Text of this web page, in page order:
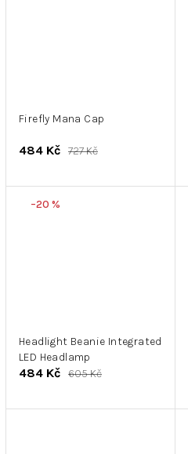
Firefly Mana Cap
484 Kč 727 Kč
–20 %
Headlight Beanie Integrated
LED Headlamp
484 Kč 605 Kč